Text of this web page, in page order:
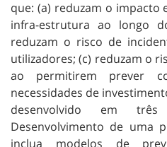
que: (a) reduzam o impacto
infra-estrutura ao longo
reduzam o risco de
utilizadores; (c) reduzam o
ao permitirem prever
necessidades de
desenvolvido em
Desenvolvimento de uma
inclua modelos de